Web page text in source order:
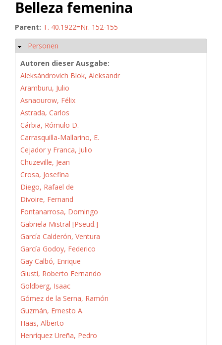
Belleza femenina
Parent: T. 40.1922=Nr. 152-155
Hide
Personen
Autoren dieser Ausgabe:
Aleksándrovich Blok, Aleksandr
Aramburu, Julio
Asnaourow, Félix
Astrada, Carlos
Cárbia, Rómulo D.
Carrasquilla-Mallarino, E.
Cejador y Franca, Julio
Chuzeville, Jean
Crosa, Josefina
Diego, Rafael de
Divoire, Fernand
Fontanarrosa, Domingo
Gabriela Mistral [Pseud.]
García Calderón, Ventura
García Godoy, Federico
Gay Calbó, Enrique
Giusti, Roberto Fernando
Goldberg, Isaac
Gómez de la Serna, Ramón
Guzmán, Ernesto A.
Haas, Alberto
Henríquez Ureña, Pedro